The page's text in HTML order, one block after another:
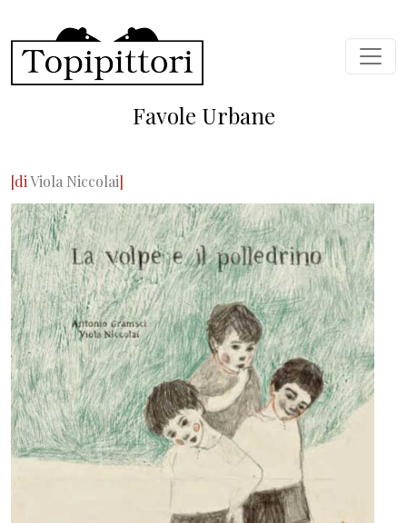
Favole Urbane
[diViola Niccolai]